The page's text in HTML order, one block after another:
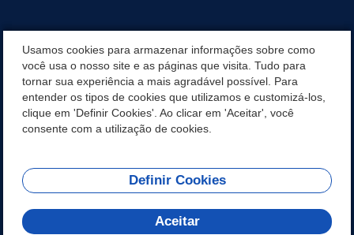
VISITE SÃO VICENTE
INSTITUCIONAL
REDES SOCIAIS
Usamos cookies para armazenar informações sobre como
você usa o nosso site e as páginas que visita. Tudo para
tornar sua experiência a mais agradável possível. Para
entender os tipos de cookies que utilizamos e customizá-los,
clique em 'Definir Cookies'. Ao clicar em 'Aceitar', você
consente com a utilização de cookies.
Definir Cookies
Aceitar
Olá! Como
posso te ajudar?